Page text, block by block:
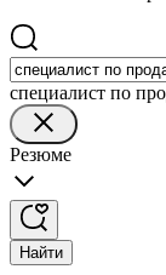
специалист по
Резюме
Найти